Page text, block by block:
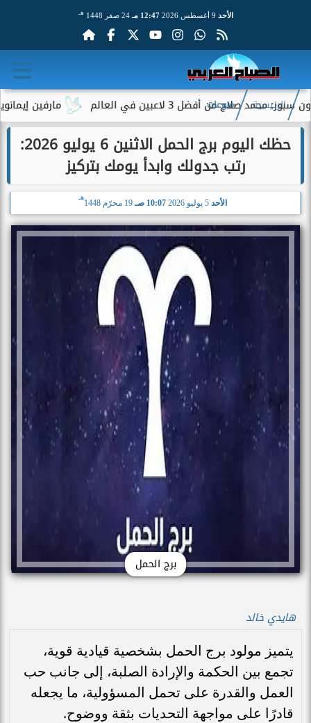
الأحد 12:47 مـ 24 صفر 1448 هـ
مارفين إيمانويل.. من أفضل 3 لاعبين في العالم
الرئيسية منوعات
حظك اليوم برج الحمل الاثنين 6 يوليو 2026:
رتب جدولك وابدأ يومك بتركيز
الأحد 10:07 صـ 19 محرّم 1448
هـ
برج الحمل
هايدي خالد
يتميز مولود برج الحمل بشخصية قيادية قوية،
تجمع بين الحكمة والإرادة الصلبة، إلى جانب حب
العمل والقدرة على تحمل المسؤولية، ما يجعله
قادرًا على مواجهة التحديات بثقة ووضوح.